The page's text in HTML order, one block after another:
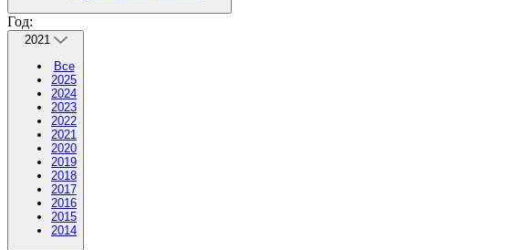
Год:
2021
Все
2025
2024
2023
2022
2021
2020
2019
2018
2017
2016
2015
2014